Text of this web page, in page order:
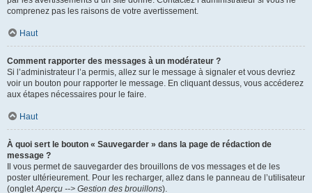
comprenez pas les raisons de votre avertissement.
Haut
Comment rapporter des messages à un modérateur ?
Si l’administrateur l’a permis, allez sur le message à signaler et vous devriez
voir un bouton pour rapporter le message. En cliquant dessus, vous accéderez
aux étapes nécessaires pour le faire.
Haut
À quoi sert le bouton « Sauvegarder » dans la page de rédaction de
message ?
Il vous permet de sauvegarder des brouillons de vos messages et de les
poster ultérieurement. Pour les recharger, allez dans le panneau de l’utilisateur
(ongletAperçu --> Gestion des brouillons).